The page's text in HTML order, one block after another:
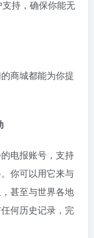
持，确保你能无
商城都能为你提
电报账号，支持
你可以用它来与
甚至与世界各地
何历史记录，完